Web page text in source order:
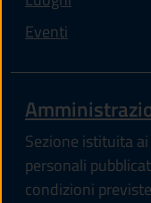
Eventi
Sezione istituita
personali
condizioni